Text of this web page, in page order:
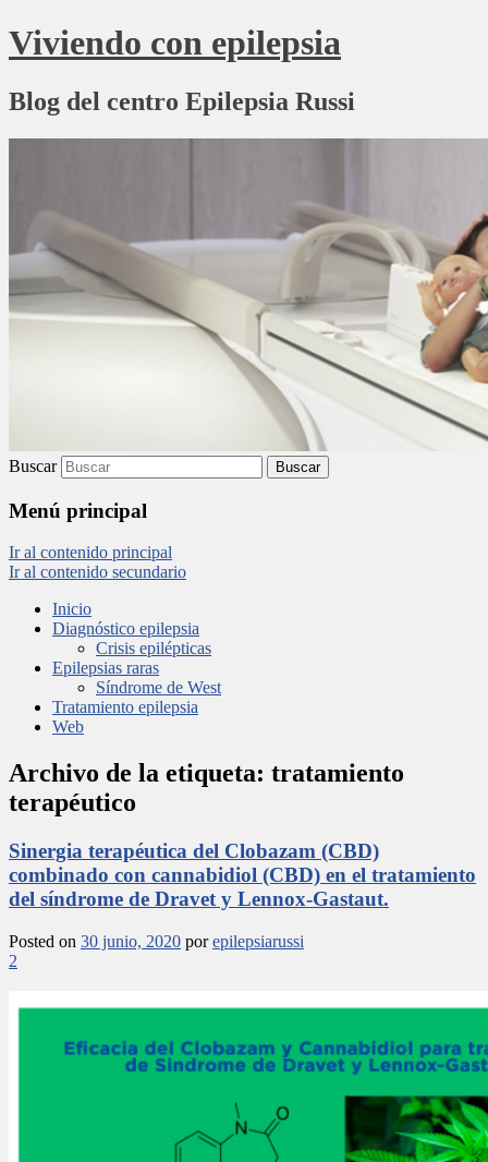
Viviendo con epilepsia
Blog del centro Epilepsia Russi
Buscar
Menú principal
Ir al contenido principal
Ir al contenido secundario
Inicio
Diagnóstico epilepsia
Crisis epilépticas
Epilepsias raras
Síndrome de West
Tratamiento epilepsia
Web
Archivo de la etiqueta: tratamiento
terapéutico
Sinergia terapéutica del Clobazam (CBD)
combinado con cannabidiol (CBD) en el tratamiento
del síndrome de Dravet y Lennox-Gastaut.
Posted on 30 junio, 2020 porepilepsiarussi
2